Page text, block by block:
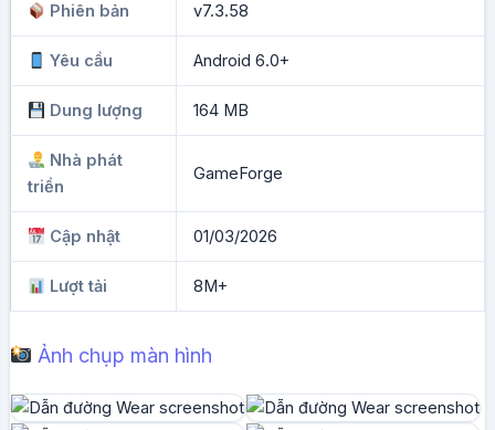
Phiên bản v7.3.58
Yêu cầu Android 6.0+
Dung lượng 164 MB
Nhà phát
triển
GameForge
Cập nhật 01/03/2026
Lượt tải 8M+
Ảnh chụp màn hình